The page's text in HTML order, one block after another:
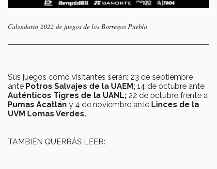
Calendario 2022 de juegos de los Borregos Puebla
Sus juegos como visitantes serán: 23 de septiembre
ante Potros Salvajes de la UAEM; 14 de octubre ante
Auténticos Tigres de la UANL; 22 de octubre frente a
Pumas Acatlán y 4 de noviembre ante Linces de la
UVM Lomas Verdes.
TAMBIÉN QUERRÁS LEER: